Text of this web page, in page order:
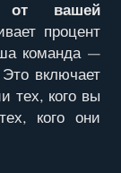
от вашей
процент
команда —
включает
тех, кого вы
кого они